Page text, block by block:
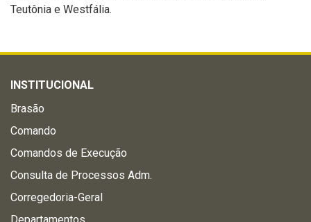
Teutônia e Westfália.
INSTITUCIONAL
Brasão
Comando
Comandos de Execução
Consulta de Processos Adm.
Corregedoria-Geral